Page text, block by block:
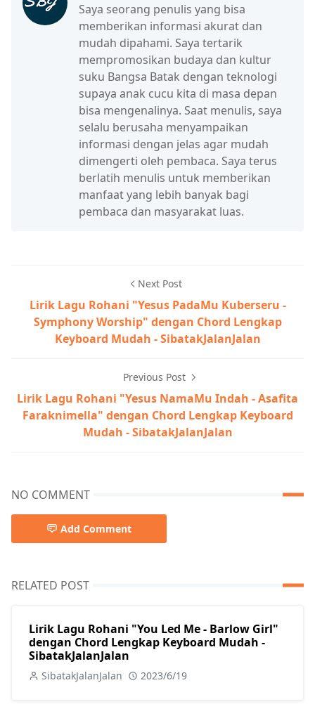
Saya seorang penulis yang bisa
memberikan informasi akurat dan
mudah dipahami. Saya tertarik
mempromosikan budaya dan kultur
suku Bangsa Batak dengan teknologi
supaya anak cucu kita di masa depan
bisa mengenalinya. Saat menulis, saya
selalu berusaha menyampaikan
informasi dengan jelas agar mudah
dimengerti oleh pembaca. Saya terus
berlatih menulis untuk memberikan
manfaat yang lebih banyak bagi
pembaca dan masyarakat luas.
Next Post
Lirik Lagu Rohani "Yesus PadaMu Kuberseru -
Symphony Worship" dengan Chord Lengkap
Keyboard Mudah - SibatakJalanJalan
Previous Post
Lirik Lagu Rohani "Yesus NamaMu Indah - Asafita
Faraknimella" dengan Chord Lengkap Keyboard
Mudah - SibatakJalanJalan
NO COMMENT
Add Comment
RELATED POST
Lirik Lagu Rohani "You Led Me - Barlow Girl"
dengan Chord Lengkap Keyboard Mudah -
SibatakJalanJalan
SibatakJalanJalan 2023/6/19